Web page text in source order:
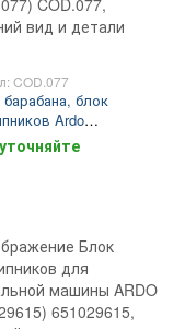
COD.077
блок
Ardo
(073580),